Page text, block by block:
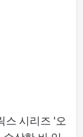
스 시리즈 '오